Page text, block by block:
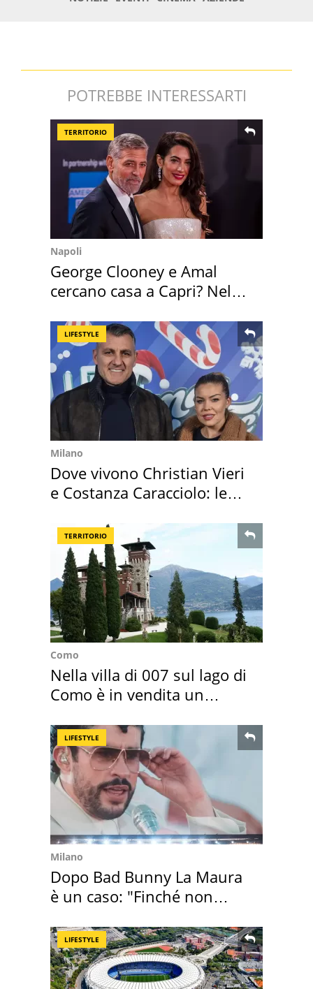
POTREBBE INTERESSARTI
TERRITORIO
Napoli
George Clooney e Amal
cercano casa a Capri? Nel
LIFESTYLE
Milano
Dove vivono Christian Vieri
e Costanza Caracciolo: le
TERRITORIO
Como
Nella villa di 007 sul lago di
Como è in vendita un
LIFESTYLE
Milano
Dopo Bad Bunny La Maura
è un caso: "Finché non
LIFESTYLE